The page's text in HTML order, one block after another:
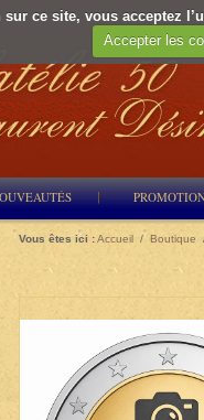
ce site, vous acceptez
Accepter les
Vous êtes ici :Accueil / Boutique